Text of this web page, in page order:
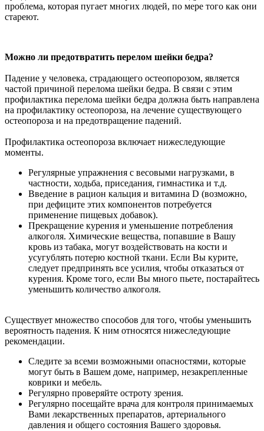
проблема, которая пугает многих людей, по мере того как они
стареют.
Можно ли предотвратить перелом шейки бедра?
Падение у человека, страдающего остеопорозом, является
частой причиной перелома шейки бедра. В связи с этим
профилактика перелома шейки бедра должна быть направлена
на профилактику остеопороза, на лечение существующего
остеопороза и на предотвращение падений.
Профилактика остеопороза включает нижеследующие
моменты.
Регулярные упражнения с весовыми нагрузками, в
частности, ходьба, приседания, гимнастика и т.д.
Введение в рацион кальция и витамина D (возможно,
при дефиците этих компонентов потребуется
применение пищевых добавок).
Прекращение курения и уменьшение потребления
алкоголя. Химические вещества, попавшие в Вашу
кровь из табака, могут воздействовать на кости и
усугублять потерю костной ткани. Если Вы курите,
следует предпринять все усилия, чтобы отказаться от
курения. Кроме того, если Вы много пьете, постарайтесь
уменьшить количество алкоголя.
Существует множество способов для того, чтобы уменьшить
вероятность падения. К ним относятся нижеследующие
рекомендации.
Следите за всеми возможными опасностями, которые
могут быть в Вашем доме, например, незакрепленные
коврики и мебель.
Регулярно проверяйте остроту зрения.
Регулярно посещайте врача для контроля принимаемых
Вами лекарственных препаратов, артериального
давления и общего состояния Вашего здоровья.